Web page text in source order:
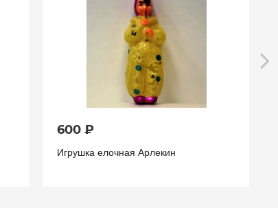
600 ₽
Игрушка елочная Арлекин